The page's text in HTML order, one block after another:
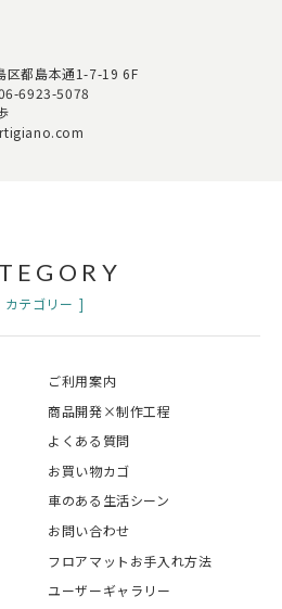
区都島本通1-7-19 6F
6923-5078
カテゴリー
ご利用案内
商品開発×制作工程
よくある質問
お買い物カゴ
車のある生活シーン
お問い合わせ
フロアマットお手入れ方法
ユーザーギャラリー